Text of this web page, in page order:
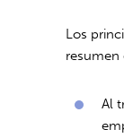
Los
resumen
Al